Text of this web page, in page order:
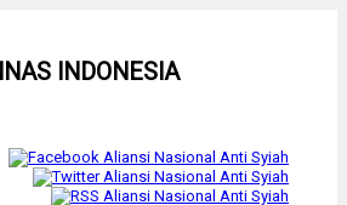
INDONESIA